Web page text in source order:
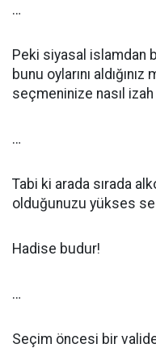
…
Peki siyasal islamdan
bunu oylarını
seçmeninize nasıl
…
Tabi ki arada sırada
olduğunuzu yükses
Hadise budur!
…
Seçim öncesi bir